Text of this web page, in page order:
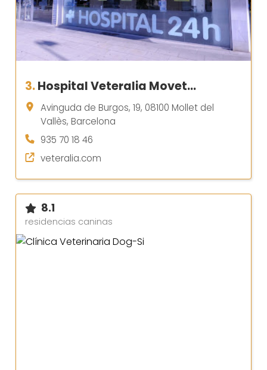
3.Hospital Veteralia Movet…
Avinguda de Burgos, 19, 08100 Mollet del
Vallès, Barcelona
935 70 18 46
veteralia.com
8.1
residencias caninas